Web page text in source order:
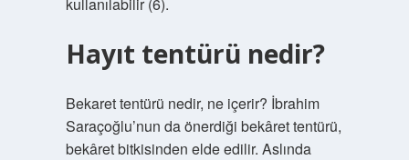
Hayıt tentürü nedir?
Bekaret tentürü nedir, ne içerir? İbrahim
Saraçoğlu’nun da önerdiği bekâret tentürü,
bekâret bitkisinden elde edilir. Aslında